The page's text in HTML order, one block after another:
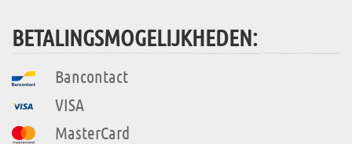
BETALINGSMOGELIJKHEDEN:
Bancontact
VISA
MasterCard